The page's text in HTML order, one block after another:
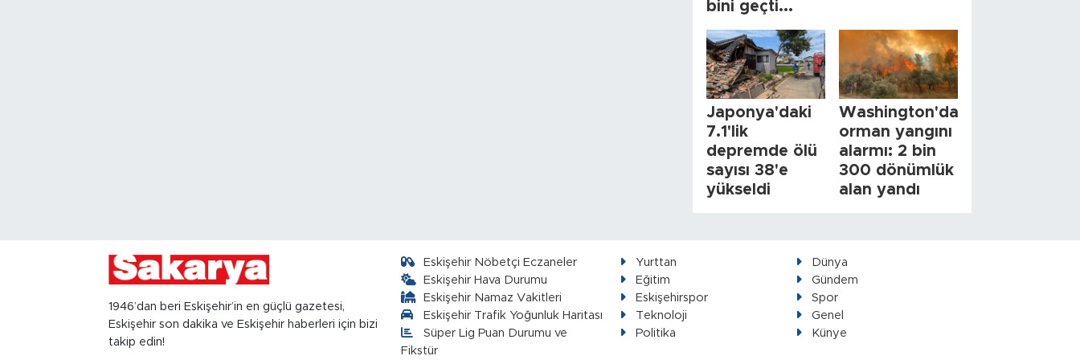
bini geçti...
Japonya'daki
7.1'lik
depremde ölü
sayısı 38'e
yükseldi
Washington'da
orman yangını
alarmı: 2 bin
300 dönümlük
alan yandı
1946’dan beri Eskişehir’in en güçlü gazetesi,
Eskişehir son dakika ve Eskişehir haberleri için bizi
takip edin!
Eskişehir Nöbetçi Eczaneler
Eskişehir Hava Durumu
Eskişehir Namaz Vakitleri
Eskişehir Trafik Yoğunluk Haritası
Süper Lig Puan Durumu ve
Fikstür
Yurttan
Dünya
Eğitim
Gündem
Eskişehirspor
Spor
Teknoloji
Genel
Politika
Künye